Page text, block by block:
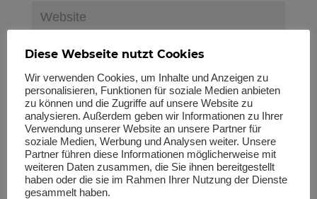
Name, E-Mail-Adresse und Website in diesem Browser für
Bitte gib eine Antwort in Ziffern ein:
zwei × 4 =
Diese Webseite nutzt Cookies
Wir verwenden Cookies, um Inhalte und Anzeigen zu
personalisieren, Funktionen für soziale Medien anbieten
zu können und die Zugriffe auf unsere Website zu
analysieren. Außerdem geben wir Informationen zu Ihrer
Verwendung unserer Website an unsere Partner für
soziale Medien, Werbung und Analysen weiter. Unsere
Partner führen diese Informationen möglicherweise mit
weiteren Daten zusammen, die Sie ihnen bereitgestellt
haben oder die sie im Rahmen Ihrer Nutzung der Dienste
gesammelt haben.